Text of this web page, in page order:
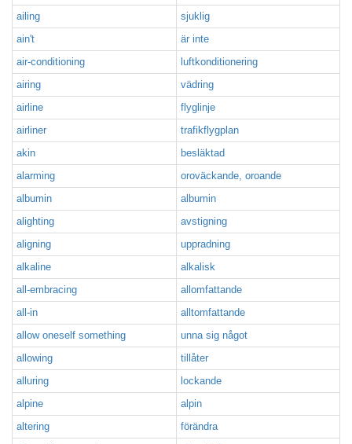
ailing
sjuklig
ain't
är inte
air-conditioning
luftkonditionering
airing
vädring
airline
flyglinje
airliner
trafikflygplan
akin
besläktad
alarming
oroväckande, oroande
albumin
albumin
alighting
avstigning
aligning
uppradning
alkaline
alkalisk
all-embracing
allomfattande
all-in
alltomfattande
allow oneself something
unna sig något
allowing
tillåter
alluring
lockande
alpine
alpin
altering
förändra